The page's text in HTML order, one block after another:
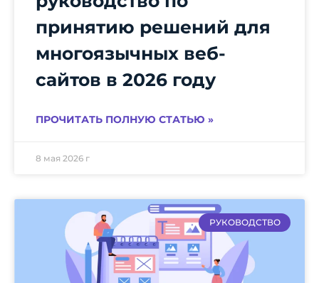
принятию решений для
многоязычных веб-
сайтов в 2026 году
ПРОЧИТАТЬ ПОЛНУЮ СТАТЬЮ »
8 мая 2026 г
РУКОВОДСТВО